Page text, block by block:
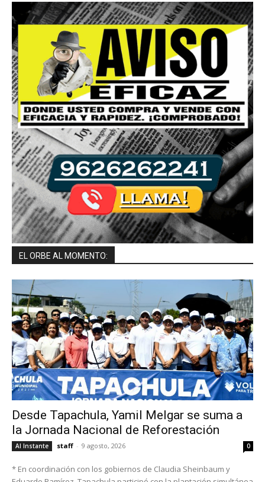
EL ORBE AL MOMENTO:
Desde Tapachula, Yamil Melgar se suma a
la Jornada Nacional de Reforestación
Al Instante staff - 9 agosto, 2026 0
* En coordinación con los gobiernos de Claudia Sheinbaum y